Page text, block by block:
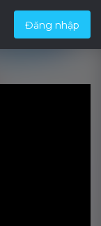
Đăng nhập